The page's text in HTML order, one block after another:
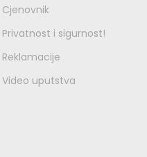
Cjenovnik
Privatnost i sigurnost!
Reklamacije
Video uputstva